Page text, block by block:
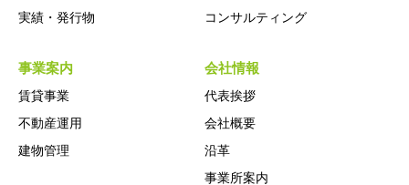
実績・発行物
コンサルティング
事業案内
賃貸事業
不動産運用
建物管理
会社情報
代表挨拶
会社概要
沿革
事業所案内